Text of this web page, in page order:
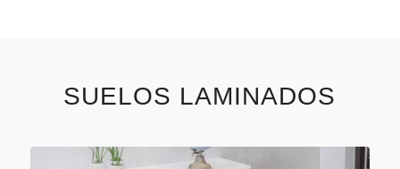
SUELOS LAMINADOS